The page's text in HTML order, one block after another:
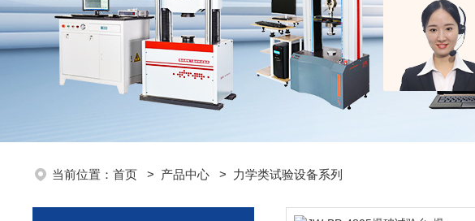
当前位置： 首页 > 产品中心 > 力学类试验设备系列